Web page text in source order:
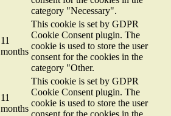
category "Necessary".
11
months
This cookie is set by GDPR
Cookie Consent plugin. The
cookie is used to store the user
consent for the cookies in the
category "Other.
11
months
This cookie is set by GDPR
Cookie Consent plugin. The
cookie is used to store the user
consent for the cookies in the